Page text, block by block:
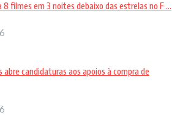
8 filmes em 3 noites debaixo das estrelas no F ...
abre candidaturas aos apoios à compra de